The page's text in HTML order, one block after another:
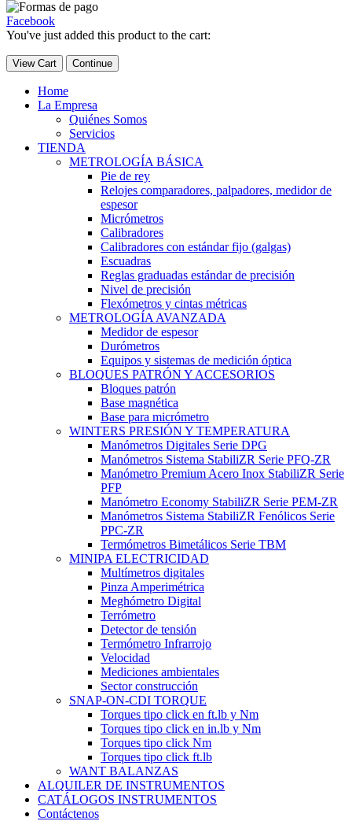
Facebook
You've just added this product to the cart:
View Cart Continue
Home
La Empresa
Quiénes Somos
Servicios
TIENDA
METROLOGÍA BÁSICA
Pie de rey
Relojes comparadores, palpadores, medidor de
espesor
Micrómetros
Calibradores
Calibradores con estándar fijo (galgas)
Escuadras
Reglas graduadas estándar de precisión
Nivel de precisión
Flexómetros y cintas métricas
METROLOGÍA AVANZADA
Medidor de espesor
Durómetros
Equipos y sistemas de medición óptica
BLOQUES PATRÓN Y ACCESORIOS
Bloques patrón
Base magnética
Base para micrómetro
WINTERS PRESIÓN Y TEMPERATURA
Manómetros Digitales Serie DPG
Manómetros Sistema StabiliZR Serie PFQ-ZR
Manómetro Premium Acero Inox StabiliZR Serie
PFP
Manómetro Economy StabiliZR Serie PEM-ZR
Manómetros Sistema StabiliZR Fenólicos Serie
PPC-ZR
Termómetros Bimetálicos Serie TBM
MINIPA ELECTRICIDAD
Multímetros digitales
Pinza Amperimétrica
Meghómetro Digital
Terrómetro
Detector de tensión
Termómetro Infrarrojo
Velocidad
Mediciones ambientales
Sector construcción
SNAP-ON-CDI TORQUE
Torques tipo click en ft.lb y Nm
Torques tipo click en in.lb y Nm
Torques tipo click Nm
Torques tipo click ft.lb
WANT BALANZAS
ALQUILER DE INSTRUMENTOS
CATÁLOGOS INSTRUMENTOS
Contáctenos